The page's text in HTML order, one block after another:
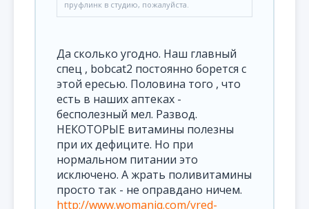
пруфлинк в студию, пожалуйста.
Да сколько угодно. Наш главный
спец , bobcat2 постоянно борется с
этой ересью. Половина того , что
есть в наших аптеках -
бесполезный мел. Развод.
НЕКОТОРЫЕ витамины полезны
при их дефиците. Но при
нормальном питании это
исключено. А жрать поливитамины
просто так - не оправдано ничем.
http://www.womaniq.com/vred-